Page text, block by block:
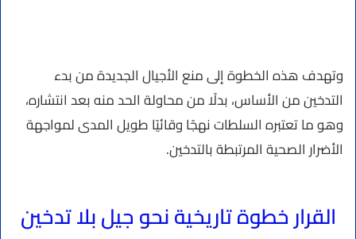
وتهدف هذه الخطوة إلى منع الأجيال الجديدة من بدء
التدخين من الأساس، بدلًا من محاولة الحد منه بعد انتشاره،
وهو ما تعتبره السلطات نهجًا وقائيًا طويل المدى لمواجهة
الأضرار الصحية المرتبطة بالتدخين.
القرار خطوة تاريخية نحو جيل بلا تدخين